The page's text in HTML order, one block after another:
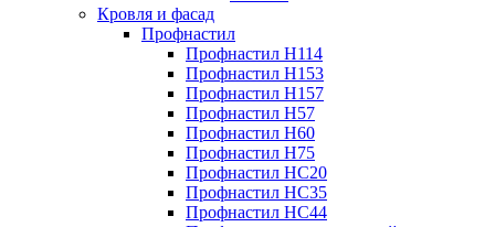
Кровля и фасад
Профнастил
Профнастил Н114
Профнастил Н153
Профнастил Н157
Профнастил Н57
Профнастил Н60
Профнастил Н75
Профнастил НС20
Профнастил НС35
Профнастил НС44